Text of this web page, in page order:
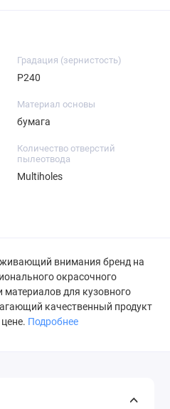
Градация (зернистость)
P240
Материал основы
бумага
Количество отверстий
пылеотвода
Multiholes
внимания бренд на
окрасочного
материалов для кузовного
качественный продукт
Подробнее